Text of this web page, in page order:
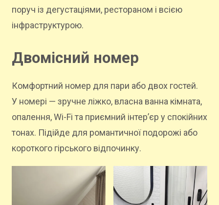
поруч із дегустаціями, рестораном і всією
інфраструктурою.
Двомісний номер
Комфортний номер для пари або двох гостей.
У номері — зручне ліжко, власна ванна кімната,
опалення, Wi-Fi та приємний інтер’єр у спокійних
тонах. Підійде для романтичної подорожі або
короткого гірського відпочинку.